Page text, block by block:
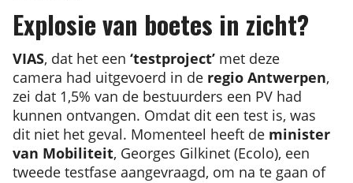
Explosie van boetes in zicht?
VIAS, dat het een ‘testproject’ met deze
camera had uitgevoerd in de regio Antwerpen,
zei dat 1,5% van de bestuurders een PV had
kunnen ontvangen. Omdat dit een test is, was
dit niet het geval. Momenteel heeft de minister
van Mobiliteit, Georges Gilkinet (Ecolo), een
tweede testfase aangevraagd, om na te gaan of